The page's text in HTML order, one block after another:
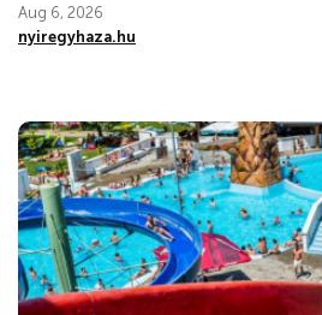
Aug 6, 2026
nyiregyhaza.hu